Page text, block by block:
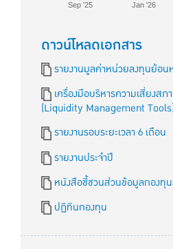
Sep '25 Jan '26
ดาวน์โหลดเอกสาร
รายงานมูลค่าหน่วยลงทุนย้อน
เครื่องมือบริหารความเสี่ยงส
(Liquidity Management Tools)
รายงานรอบระยะเวลา 6 เดือน
รายงานประจำปี
หนังสือชี้ชวนส่วนข้อมูลกองทุ
ปฏิทินกองทุน